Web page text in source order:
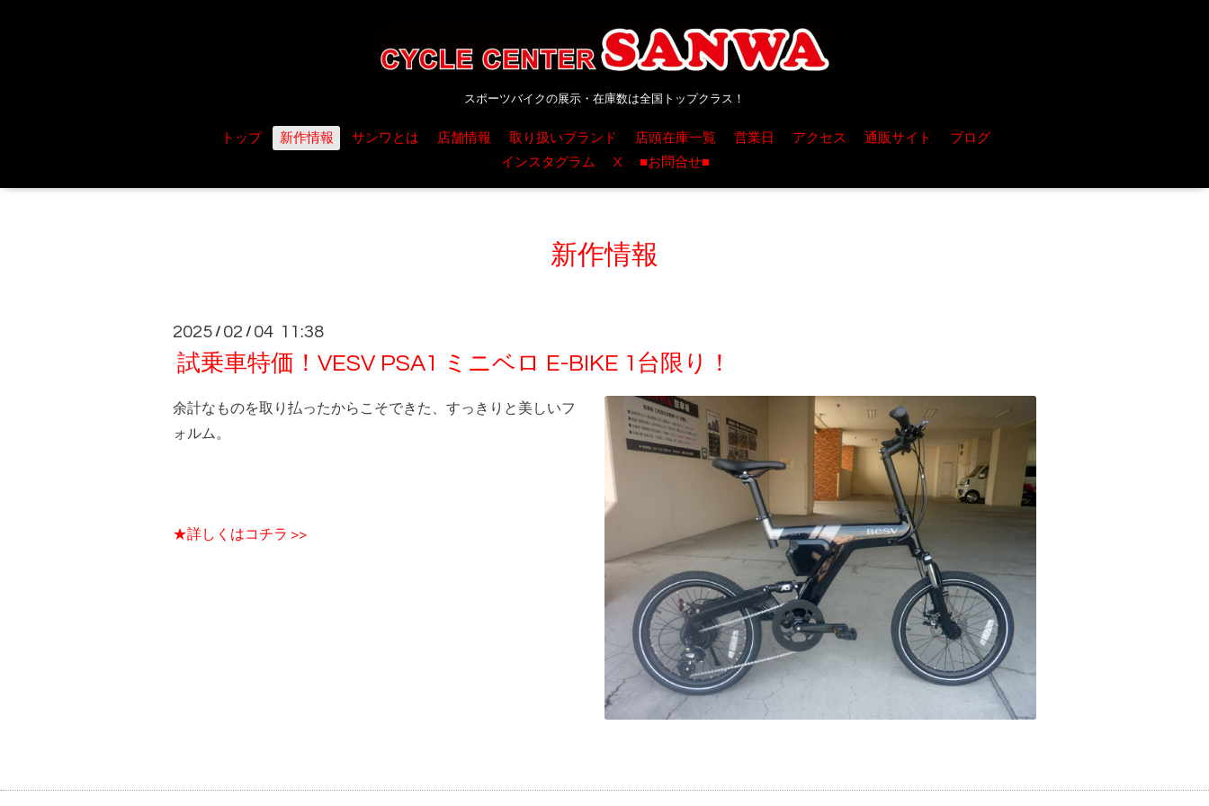
スポーツバイクの展示・在庫数は全国トップクラス！
トップ 新作情報 サンワとは 店舗情報 取り扱いブランド 店頭在庫一覧 営業日 アクセス 通販サイト
ブログ
インスタグラム
X ■お問合せ■
新作情報
2025 / 02 / 04 11:38
試乗車特価！VESV PSA1 ミニベロ E-BIKE 1台限り！
余計なものを取り払ったからこそできた、すっきりと美しいフ
ォルム。
★詳しくはコチラ >>